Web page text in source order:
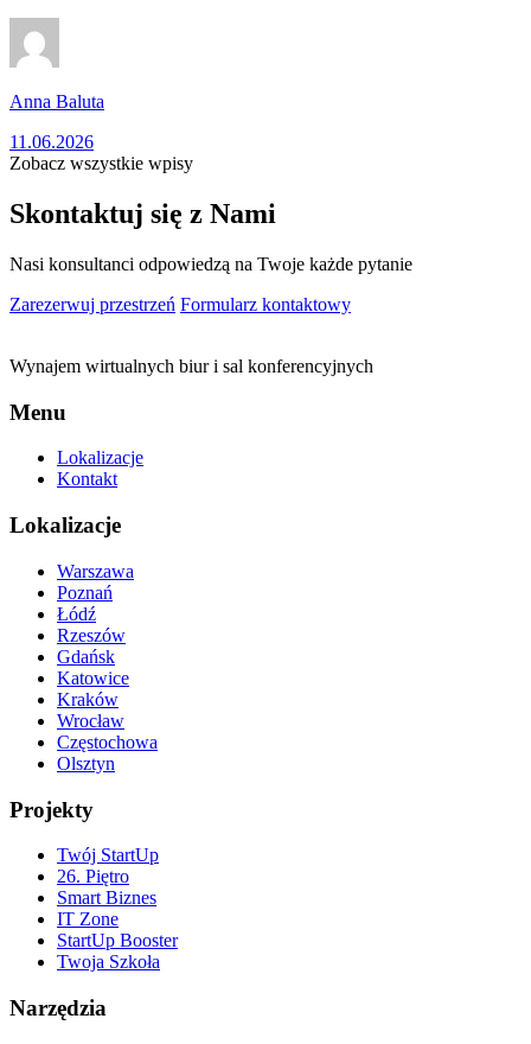
Anna Baluta
11.06.2026
Zobacz wszystkie wpisy
Skontaktuj się z Nami
Nasi konsultanci odpowiedzą na Twoje każde pytanie
Zarezerwuj przestrzeń Formularz kontaktowy
Wynajem wirtualnych biur i sal konferencyjnych
Menu
Lokalizacje
Kontakt
Lokalizacje
Warszawa
Poznań
Łódź
Rzeszów
Gdańsk
Katowice
Kraków
Wrocław
Częstochowa
Olsztyn
Projekty
Twój StartUp
26. Piętro
Smart Biznes
IT Zone
StartUp Booster
Twoja Szkoła
Narzędzia